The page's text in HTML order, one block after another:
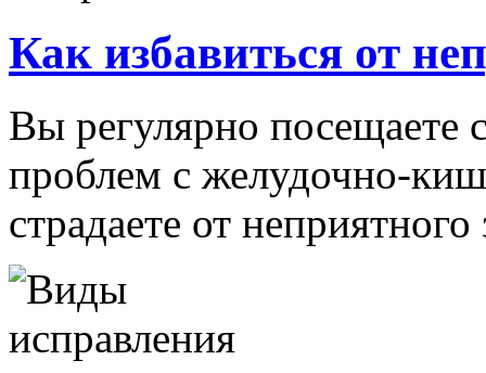
Как избавиться от
Вы регулярно посещаете
проблем с желудочно-
страдаете от неприятного